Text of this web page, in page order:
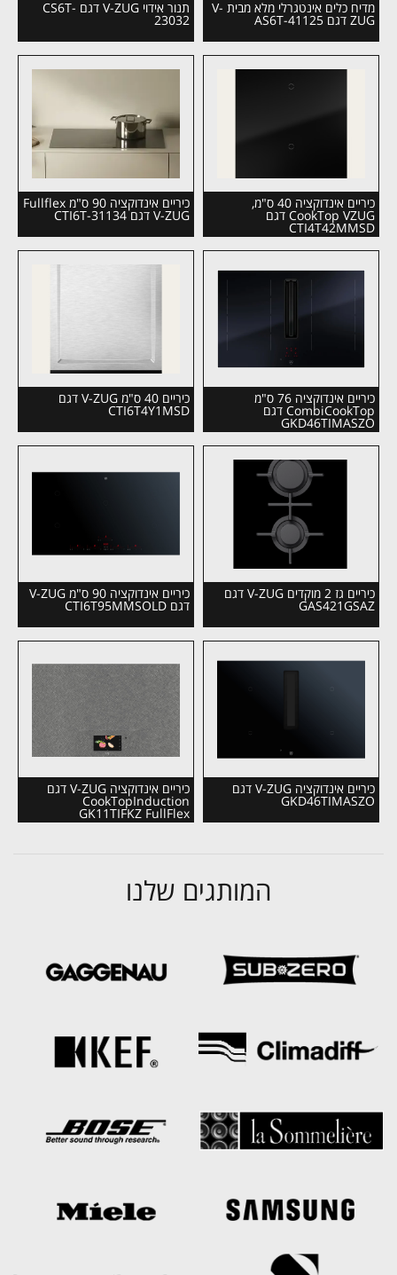
מדיח כלים אינטגרלי מלא מבית V-
ZUG דגם AS6T-41125
תנור אידוי V-ZUG דגם CS6T-
23032
כיריים אינדוקציה 40 ס"מ,
CookTop VZUG דגם
CTI4T42MMSD
כיריים אינדוקציה 90 ס"מ Fullflex
V-ZUG דגם CTI6T-31134
כיריים אינדוקציה 76 ס"מ
CombiCookTop דגם
GKD46TIMASZO
כיריים 40 ס"מ V-ZUG דגם
CTI6T4Y1MSD
כיריים גז 2 מוקדים V-ZUG דגם
GAS421GSAZ
כיריים אינדוקציה 90 ס"מ V-ZUG
דגם CTI6T95MMSOLD
כיריים אינדוקציה V-ZUG דגם
GKD46TIMASZO
כיריים אינדוקציה V-ZUG דגם
CookTopInduction
GK11TIFKZ FullFlex
המותגים שלנו